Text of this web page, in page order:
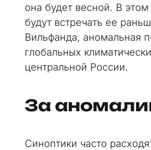
она будет весной. В
будут встречать ее
Вильфанда, аномальная
глобальных
центральной России.
За
Синоптики часто